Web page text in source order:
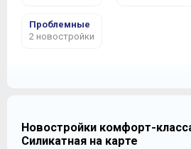
Проблемные
2 новостройки
Новостройки комфорт-
Силикатная на карте